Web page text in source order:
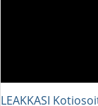
LEAKKASI